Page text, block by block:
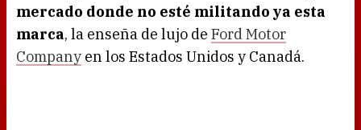
mercado donde no esté militando ya esta
marca, la enseña de lujo de Ford Motor
Company en los Estados Unidos y Canadá.